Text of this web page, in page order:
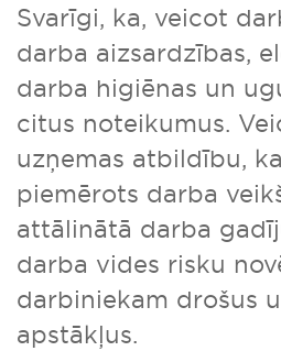
Svarīgi, ka, veicot
darba aizsardzības,
darba higiēnas un
citus noteikumus.
uzņemas atbildību,
piemērots darba
attālinātā darba
darba vides risku
darbiniekam drošus
apstākļus.